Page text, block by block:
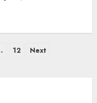
12 Next